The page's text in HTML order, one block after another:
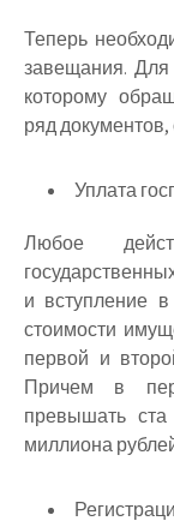
Теперь
завещания. Для
которому
ряд
Уплата
Любое
и вступление
стоимости
первой и
Причем в
превышать
миллиона